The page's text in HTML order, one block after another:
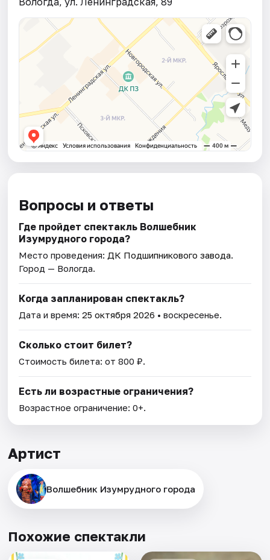
Вопросы и ответы
Где пройдет спектакль Волшебник
Изумрудного города?
Место проведения: ДК Подшипникового завода.
Город — Вологда.
Когда запланирован спектакль?
Дата и время:25 октября 2026 • воскресенье.
Сколько стоит билет?
Стоимость билета: от 800 ₽.
Есть ли возрастные ограничения?
Возрастное ограничение: 0+.
Артист
Волшебник Изумрудного города
Похожие спектакли